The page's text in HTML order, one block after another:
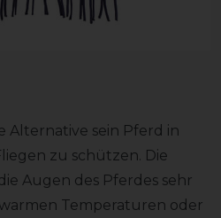
Alternative sein Pferd in
zu schützen. Die
Augen des Pferdes sehr
Temperaturen oder